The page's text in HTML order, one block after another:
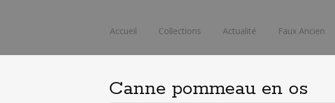
Aller
contenu
Accueil Collections Actualité Faux Ancien
Canne pommeau en os